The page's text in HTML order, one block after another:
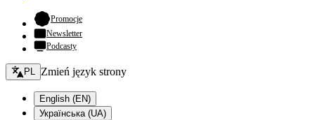
Promocje- otwiera się w nowej karcie
Newsletter
Podcasty
Zmień język - bieżący:
PL Zmień język strony
English (EN)
Українська (UA)